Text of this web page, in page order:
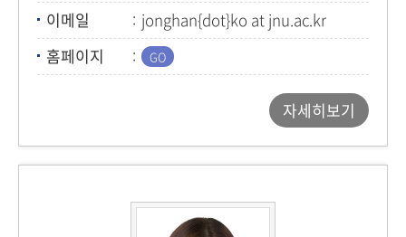
이메일
jonghan{dot}ko at jnu.ac.kr
홈페이지
자세히보기